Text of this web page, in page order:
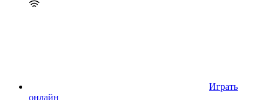
Играть
онлайн